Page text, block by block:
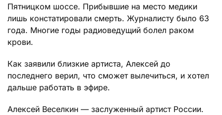
Пятницком шоссе. Прибывшие на место медики
лишь констатировали смерть. Журналисту было 63
года. Многие годы радиоведущий болел раком
крови.
Как заявили близкие артиста, Алексей до
последнего верил, что сможет вылечиться, и хотел
дальше работать в эфире.
Алексей Веселкин — заслуженный артист России.